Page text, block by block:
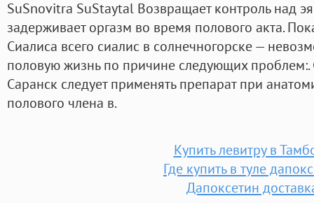
SuSnovitra SuStaytal Возвращает контроль над
задерживает оргазм во время полового акта.
Сиалиса всего сиалис в солнечногорске —
половую жизнь по причине следующих проблем:.
Саранск следует применять препарат при
полового члена в.
Купить левитру в
Где купить в туле
Дапоксетин